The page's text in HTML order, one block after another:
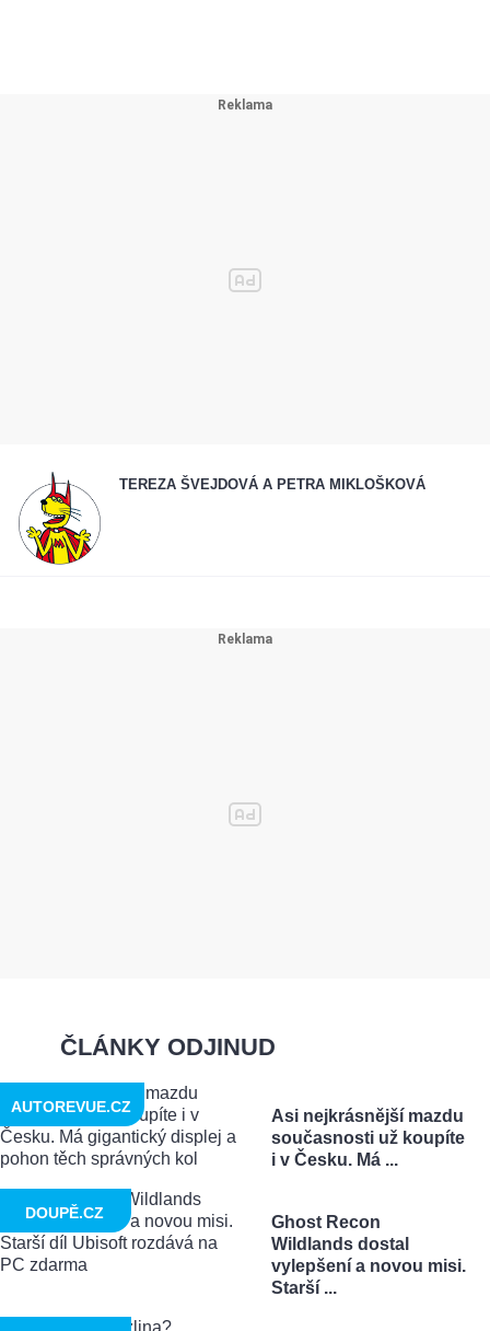
TEREZA ŠVEJDOVÁ A PETRA MIKLOŠKOVÁ
ČLÁNKY ODJINUD
Asi nejkrásnější mazdu
současnosti už koupíte
i v Česku. Má ...
AUTOREVUE.CZ
Ghost Recon
Wildlands dostal
vylepšení a novou misi.
Starší ...
DOUPĚ.CZ